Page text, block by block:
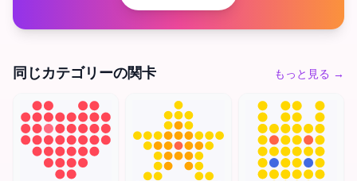
同じカテゴリーの関卡 もっと見る →